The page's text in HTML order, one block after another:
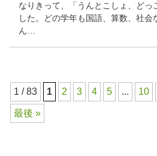
なりきって、「うんとこしょ、どっ
した。どの学年も国語、算数、社
ん…
1 / 83 1 2 3 4 5 ... 10
最後 »